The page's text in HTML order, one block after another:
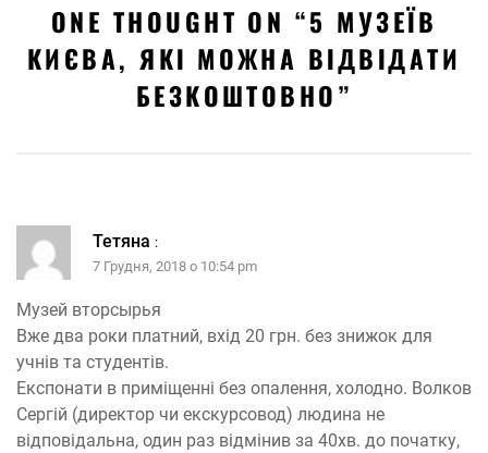
ONE THOUGHT ON “5 МУЗЕЇВ
КИЄВА, ЯКІ МОЖНА ВІДВІДАТИ
БЕЗКОШТОВНО”
Тетяна :
7 Грудня, 2018 о 10:54 pm
Музей вторсырья
Вже два роки платний, вхід 20 грн. без знижок для
учнів та студентів.
Експонати в приміщенні без опалення, холодно. Волков
Сергій (директор чи екскурсовод) людина не
відповідальна, один раз відмінив за 40хв. до початку,